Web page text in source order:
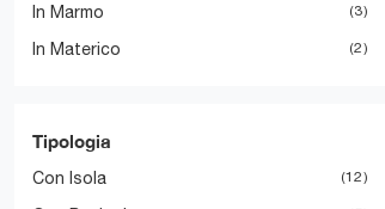
In Marmo 3
In Materico 2
Tipologia
Con Isola 12